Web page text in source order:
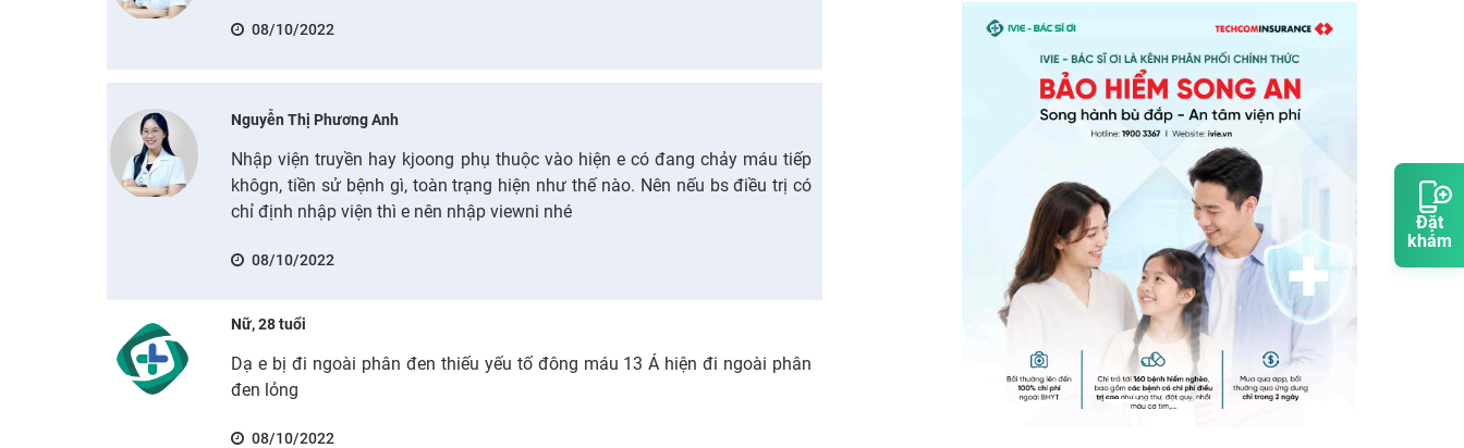
Đặt
khám
08/10/2022
Nguyễn Thị Phương Anh
Nhập viện truyền hay kjoong phụ thuộc vào hiện e có đang chảy máu tiếp
khôgn, tiền sử bệnh gì, toàn trạng hiện như thế nào. Nên nếu bs điều trị có
chỉ định nhập viện thì e nên nhập viewni nhé
08/10/2022
Nữ, 28 tuổi
Dạ e bị đi ngoài phân đen thiếu yếu tố đông máu 13 Á hiện đi ngoài phân
đen lỏng
08/10/2022